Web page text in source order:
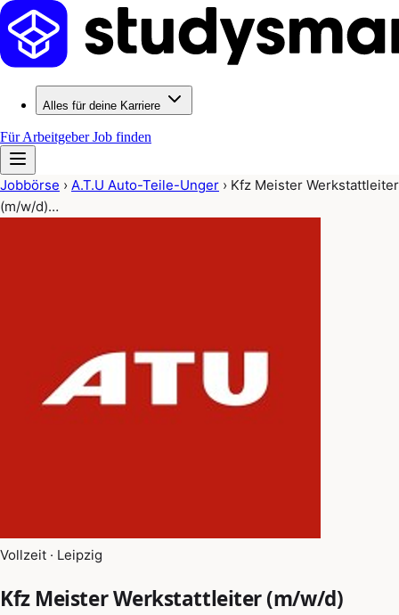
Alles für deine Karriere
Für ArbeitgeberJob finden
Jobbörse › A.T.U Auto-Teile-Unger › Kfz Meister Werkstattleiter
(m/w/d)…
Vollzeit · Leipzig
Kfz Meister Werkstattleiter (m/w/d)